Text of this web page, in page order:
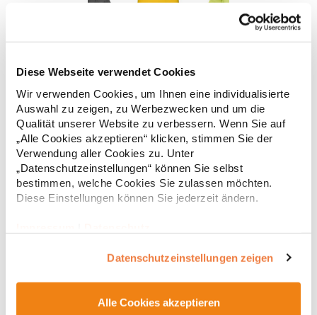
Diese Webseite verwendet Cookies
Wir verwenden Cookies, um Ihnen eine individualisierte
Auswahl zu zeigen, zu Werbezwecken und um die
Qualität unserer Website zu verbessern. Wenn Sie auf
„Alle Cookies akzeptieren“ klicken, stimmen Sie der
Verwendung aller Cookies zu. Unter
„Datenschutzeinstellungen“ können Sie selbst
bestimmen, welche Cookies Sie zulassen möchten.
Diese Einstellungen können Sie jederzeit ändern.
Datenschutzeinstellungen zeigen
Alle Cookies akzeptieren
Hochwertig verarbeitete Knopfleiste mit drei Knöpfen Ton-in-Ton
Seitliche Schlitze Leicht tailliert Baumwoll-Piqué Gekämmte
BaumwolleGrammatur: 220 g/m²Materialzusammensetzung:
100% Baumwolle (Sports Grey: 85% Baumwolle / 15% Polyester),
(Ash: 99% Baumwolle / 1% Polyester)Angaben zur
Produktsicherheit: Herst.-Nr.: 4005FHersteller: Promodoro
Fashion GmbH Am Gatherhof 57 40472 Düsseldorf Deutschland
E-Mail: info@promodoro.de
* Preise inkl. gesetzlicher Mwst. + Versandkosten *